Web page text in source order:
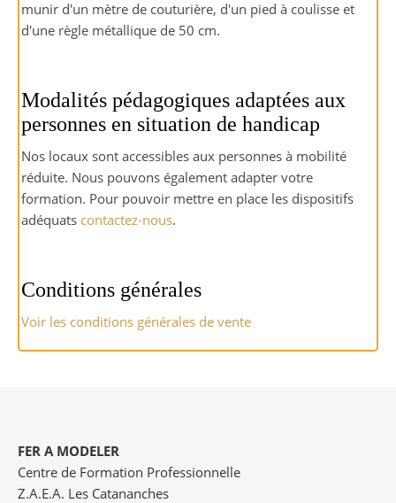
munir d'un mètre de couturière, d'un pied à coulisse et
d'une règle métallique de 50 cm.
Modalités pédagogiques adaptées aux
personnes en situation de handicap
Nos locaux sont accessibles aux personnes à mobilité
réduite. Nous pouvons également adapter votre
formation. Pour pouvoir mettre en place les dispositifs
adéquats contactez-nous.
Conditions générales
Voir les conditions générales de vente
FER A MODELER
Centre de Formation Professionnelle
Z.A.E.A. Les Catananches